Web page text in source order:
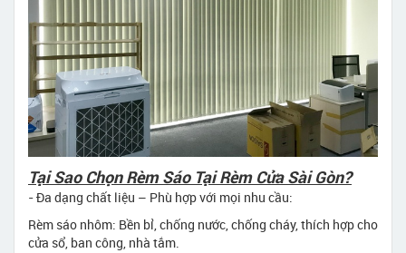
Tại Sao Chọn Rèm Sáo Tại Rèm Cửa Sài Gòn?
- Đa dạng chất liệu – Phù hợp với mọi nhu cầu:
Rèm sáo nhôm: Bền bỉ, chống nước, chống cháy, thích hợp cho
cửa sổ, ban công, nhà tắm.